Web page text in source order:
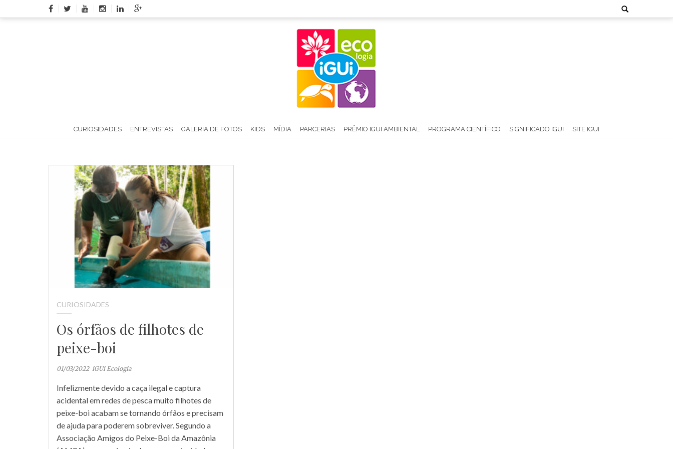
to
Search
for:
CURIOSIDADES ENTREVISTAS GALERIA DE FOTOS KIDS MÍDIA PARCERIAS PRÊMIO IGUI AMBIENTAL PROGRAMA CIENTÍFICO SIGNIFICADO IGUI SITE IGUI
CURIOSIDADES
Os órfãos de filhotes de
peixe-boi
01/03/2022 iGUi Ecologia
Infelizmente devido a caça ilegal e captura
acidental em redes de pesca muito filhotes de
peixe-boi acabam se tornando órfãos e precisam
de ajuda para poderem sobreviver. Segundo a
Associação Amigos do Peixe-Boi da Amazônia